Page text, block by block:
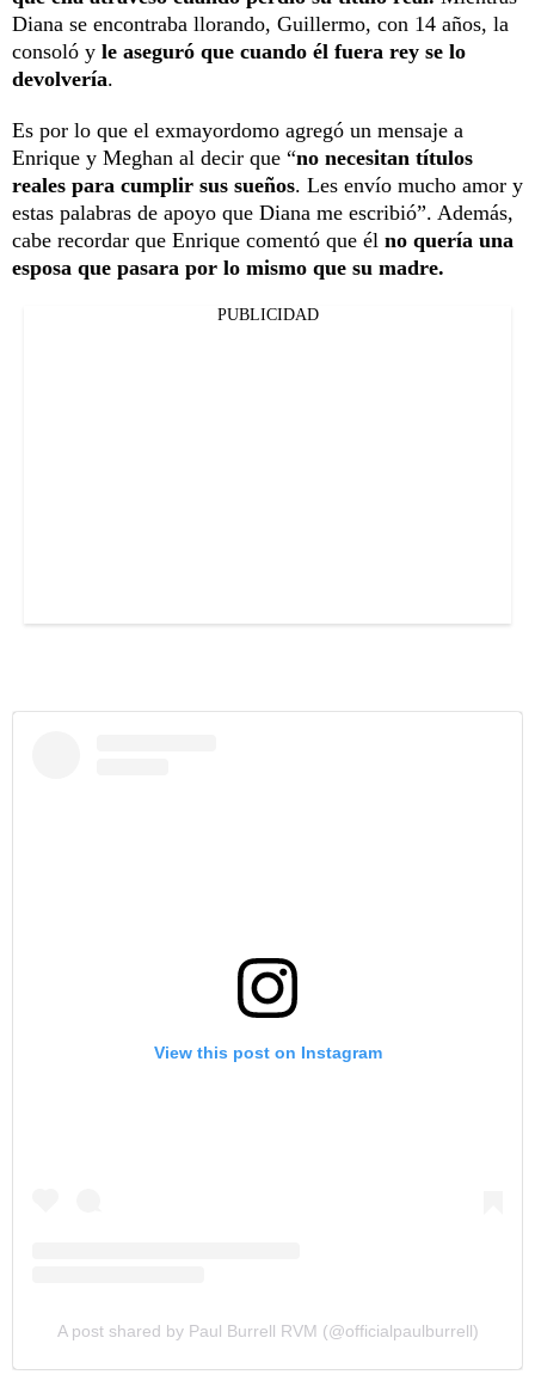
Diana se encontraba llorando, Guillermo, con 14 años, la
consoló y le aseguró que cuando él fuera rey se lo
devolvería.
Es por lo que el exmayordomo agregó un mensaje a
Enrique y Meghan al decir que “no necesitan títulos
reales para cumplir sus sueños. Les envío mucho amor y
estas palabras de apoyo que Diana me escribió”. Además,
cabe recordar que Enrique comentó que él no quería una
esposa que pasara por lo mismo que su madre.
PUBLICIDAD
View this post on Instagram
A post shared by Paul Burrell RVM (@officialpaulburrell)